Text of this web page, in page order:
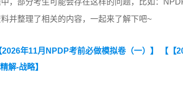
，部分考生可能会存在这样的问题，比如：
并整理了相关的内容，一起来了解下吧~
2026年11月NPDP考前必做模拟卷（一）】 【【
解-战略】